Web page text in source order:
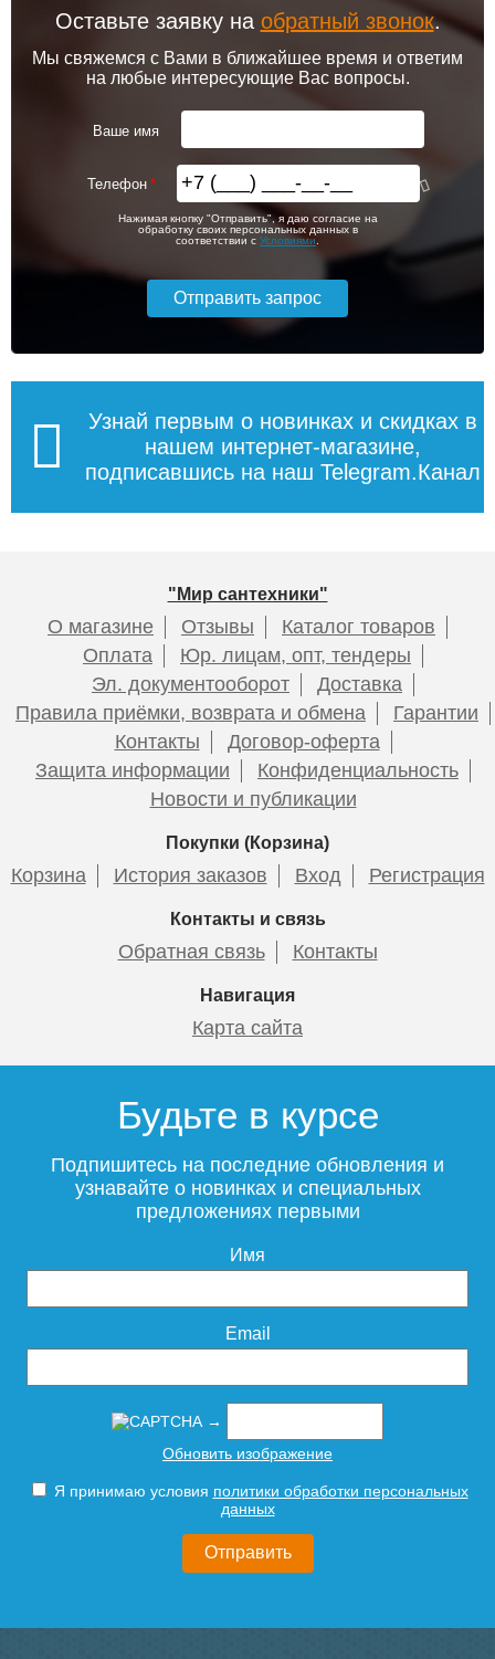
Подробнее о доставке
Лоток водоотводный
пластиковый Standart
780
Подробнее
Труба канализационная
ф110 х 2000мм "Ostendorf"
1 105
Подробнее
Труба канализационная
ф110 х 1000мм "Ostendorf"
2,7мм
Подробнее
ф110 х 500мм "Ostendorf"
Подробнее
ф110 х 250мм "Ostendorf"
2,7мм
Подробнее
Труба канализационная
ф90 х 3000мм "Ostendorf"
Подробнее
Труба канализационная
ф90 х 2000мм "Ostendorf"
2,7мм
Подробнее
Труба канализационная
2,7мм
726
Труба канализационная
2,7мм
499
Труба канализационная
Труба канализационная
ф75 х 2000мм "Ostendorf"
1,9мм
1
Оставьте заявку на обратный звонок.
Мы свяжемся с Вами в ближайшее время и ответим
на любые интересующие Вас вопросы.
Ваше имя
Телефон
Нажимая кнопку "Отправить", я даю согласие на
обработку своих персональных данных в
соответствии с Условиями
Узнай первым о новинках и скидках в
нашем интернет-магазине,
подписавшись на наш Telegram.Канал
"Мир сантехники"
О магазине Отзывы
Каталог товаров
Оплата
Юр. лицам, опт, тендеры
Эл. документооборот
Доставка
Правила приёмки, возврата и обмена
Гарантии
Контакты
Договор-оферта
Защита информации
Конфиденциальность
Новости и публикации
Покупки (Корзина)
Корзина История заказов Вход Регистрация
Контакты и связь
Обратная связь Контакты
Навигация
Карта сайта
Будьте в курсе
Подпишитесь на последние обновления и
узнавайте о новинках и специальных
предложениях первыми
Имя
Email
→
Обновить изображение
Я принимаю условия политики обработки персональных
данных